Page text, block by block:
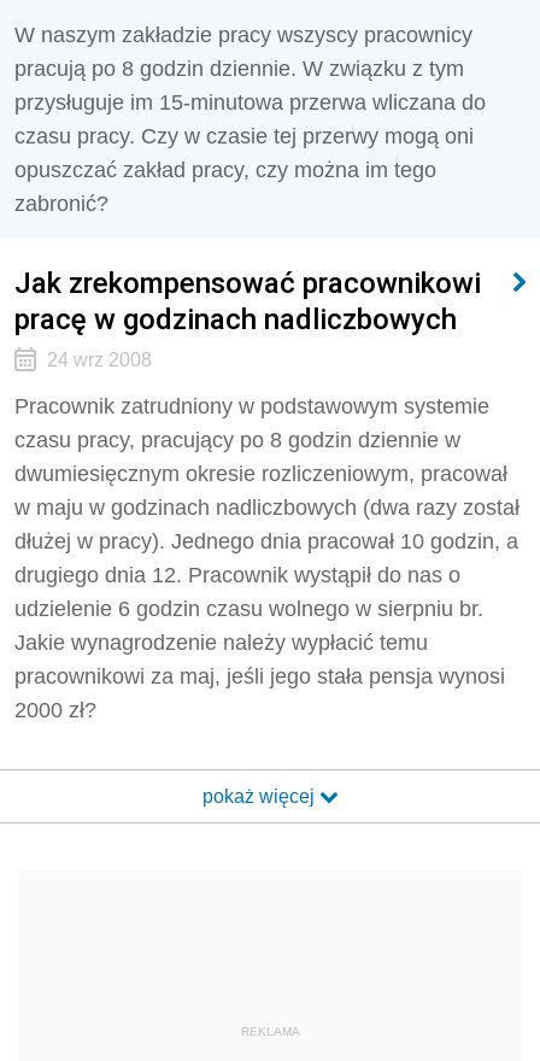
W naszym zakładzie pracy wszyscy pracownicy
pracują po 8 godzin dziennie. W związku z tym
przysługuje im 15-minutowa przerwa wliczana do
czasu pracy. Czy w czasie tej przerwy mogą oni
opuszczać zakład pracy, czy można im tego
zabronić?
Jak zrekompensować pracownikowi
pracę w godzinach nadliczbowych
24 wrz 2008
Pracownik zatrudniony w podstawowym systemie
czasu pracy, pracujący po 8 godzin dziennie w
dwumiesięcznym okresie rozliczeniowym, pracował
w maju w godzinach nadliczbowych (dwa razy został
dłużej w pracy). Jednego dnia pracował 10 godzin, a
drugiego dnia 12. Pracownik wystąpił do nas o
udzielenie 6 godzin czasu wolnego w sierpniu br.
Jakie wynagrodzenie należy wypłacić temu
pracownikowi za maj, jeśli jego stała pensja wynosi
2000 zł?
pokaż więcej
REKLAMA